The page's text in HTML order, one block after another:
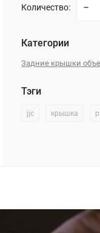
Количество:
Категории
Задние крышки
Тэги
jjc крышка